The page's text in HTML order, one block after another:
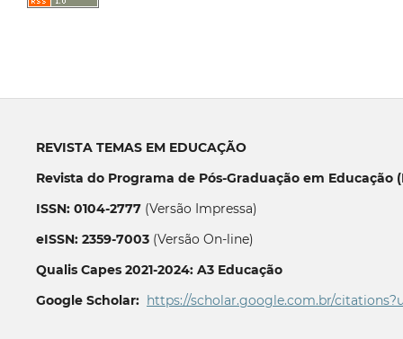
REVISTA TEMAS EM EDUCAÇÃO
Revista do Programa de Pós-Graduação em Educação
ISSN: 0104-2777(Versão Impressa)
eISSN: 2359-7003(Versão On-line)
Qualis Capes 2021-2024: A3 Educação
Google Scholar: https://scholar.google.com.br/